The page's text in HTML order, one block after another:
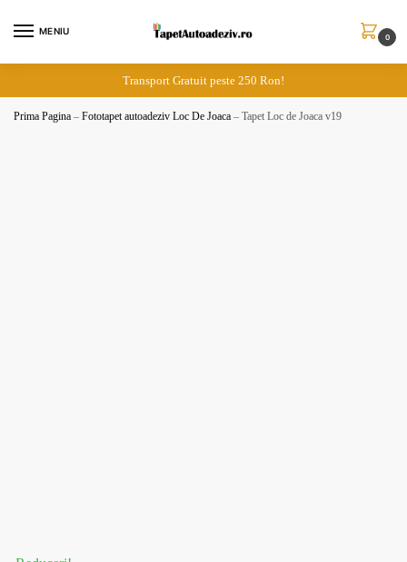
MENIU
0
Transport Gratuit peste 250 Ron!
Prima Pagina – Fototapet autoadeziv Loc De Joaca – Tapet Loc de Joaca v19